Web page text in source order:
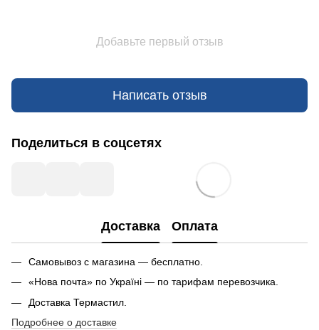
Добавьте первый отзыв
Написать отзыв
Поделиться в соцсетях
Доставка Оплата
Самовывоз с магазина — бесплатно.
«Нова почта» по Україні — по тарифам перевозчика.
Доставка Термастил.
Подробнее о доставке